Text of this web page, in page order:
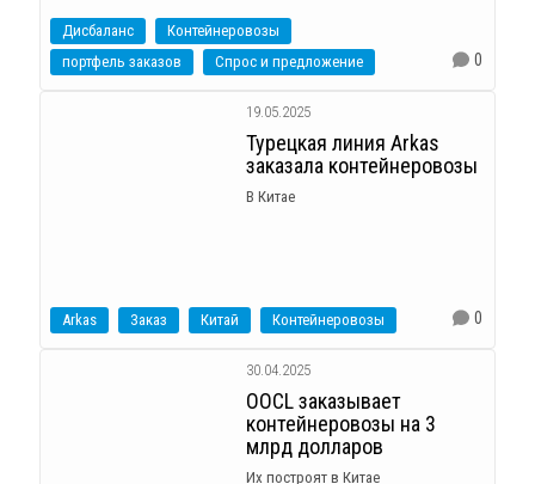
Дисбаланс
Контейнеровозы
портфель заказов
Спрос и предложение 0
19.05.2025
Турецкая линия Arkas
заказала контейнеровозы
В Китае
Arkas Заказ Китай Контейнеровозы 0
30.04.2025
OOCL заказывает
контейнеровозы на 3
млрд долларов
Их построят в Китае